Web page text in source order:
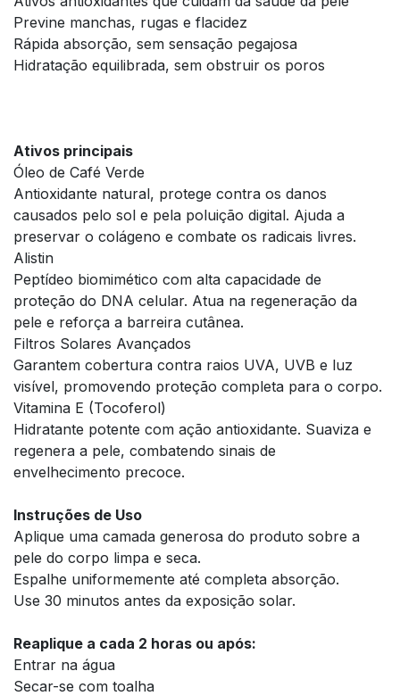
Previne manchas, rugas e flacidez
Rápida absorção, sem sensação pegajosa
Hidratação equilibrada, sem obstruir os poros
Ativos principais
Óleo de Café Verde
Antioxidante natural, protege contra os danos
causados pelo sol e pela poluição digital. Ajuda a
preservar o colágeno e combate os radicais livres.
Alistin
Peptídeo biomimético com alta capacidade de
proteção do DNA celular. Atua na regeneração da
pele e reforça a barreira cutânea.
Filtros Solares Avançados
Garantem cobertura contra raios UVA, UVB e luz
visível, promovendo proteção completa para o corpo.
Vitamina E (Tocoferol)
Hidratante potente com ação antioxidante. Suaviza e
regenera a pele, combatendo sinais de
envelhecimento precoce.
Instruções de Uso
Aplique uma camada generosa do produto sobre a
pele do corpo limpa e seca.
Espalhe uniformemente até completa absorção.
Use 30 minutos antes da exposição solar.
Reaplique a cada 2 horas ou após:
Entrar na água
Secar-se com toalha